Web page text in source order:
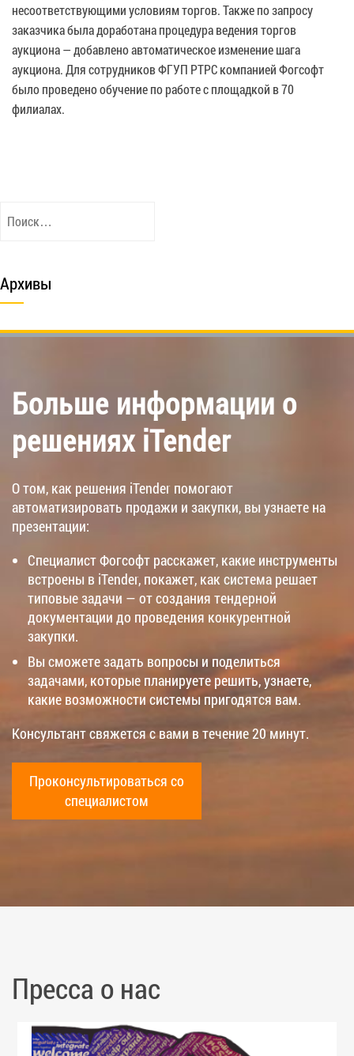
несоответствующими условиям торгов. Также по запросу
заказчика была доработана процедура ведения торгов
аукциона — добавлено автоматическое изменение шага
аукциона. Для сотрудников ФГУП РТРС компанией Фогсофт
было проведено обучение по работе с площадкой в 70
филиалах.
Архивы
Больше информации о
решениях iTender
О том, как решения iTender помогают
автоматизировать продажи и закупки, вы узнаете на
презентации:
Специалист Фогсофт расскажет, какие инструменты
встроены в iTender, покажет, как система решает
типовые задачи — от создания тендерной
документации до проведения конкурентной
закупки.
Вы сможете задать вопросы и поделиться
задачами, которые планируете решить, узнаете,
какие возможности системы пригодятся вам.
Консультант свяжется с вами в течение 20 минут.
Проконсультироваться со
специалистом
Пресса о нас